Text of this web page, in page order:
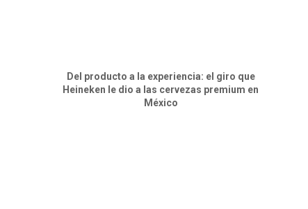
Del producto a la experiencia: el giro que
Heineken le dio a las cervezas premium en
México